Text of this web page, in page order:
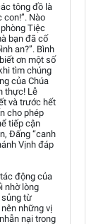
tông đồ là
con!”. Nào
Tiệc
bạn đã cố
an?”. Bình
ơn một số
tìm chúng
của Chúa
thực! Lễ
và trước hết
cho phép
tiếp cận
Đấng “canh
Vịnh đáp
động của
nhờ lòng
sủng từ
nên những vị
nại trong